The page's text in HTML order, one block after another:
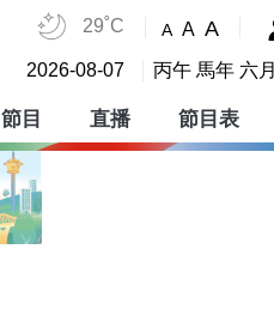
29˚C A A A
2026-08-07 丙午 馬年 六
節目 直播 節目表